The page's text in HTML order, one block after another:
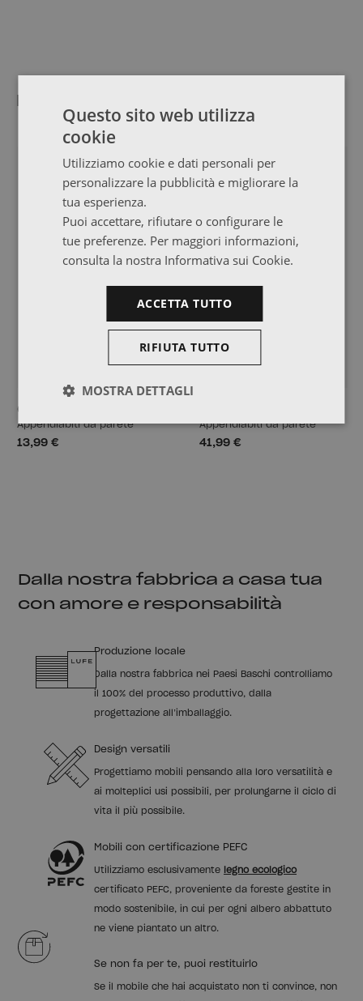
TOP VENDITE
GOI
Appendiabiti da parete
13,99 €
Appendiabiti da parete
41,99 €
Dalla nostra fabbrica a casa tua
con amore e responsabilità
Produzione locale
Dalla nostra fabbrica nei Paesi Baschi controlliamo
il 100% del processo produttivo, dalla
progettazione all’imballaggio.
Design versatili
Progettiamo mobili pensando alla loro versatilità e
ai molteplici usi possibili, per prolungarne il ciclo di
vita il più possibile.
Mobili con certificazione PEFC
Utilizziamo esclusivamente legno ecologico
certificato PEFC, proveniente da foreste gestite in
modo sostenibile, in cui per ogni albero abbattuto
ne viene piantato un altro.
Se non fa per te, puoi restituirlo
Se il mobile che hai acquistato non ti convince, non
Questo sito web utilizza
cookie
Utilizziamo cookie e dati personali per
personalizzare la pubblicità e migliorare la
tua esperienza.
Puoi accettare, rifiutare o configurare le
tue preferenze. Per maggiori informazioni,
consulta la nostra Informativa sui Cookie.
ACCETTA TUTTO
RIFIUTA TUTTO
MOSTRA DETTAGLI